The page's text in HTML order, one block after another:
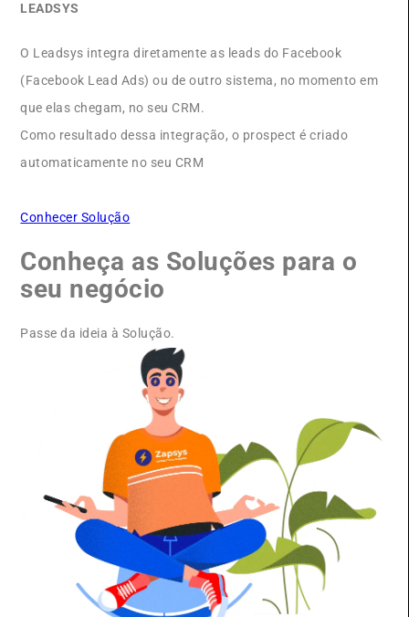
LEADSYS
O Leadsys integra diretamente as leads do Facebook
(Facebook Lead Ads) ou de outro sistema, no momento em
que elas chegam, no seu CRM.
Como resultado dessa integração, o prospect é criado
automaticamente no seu CRM
Conhecer Solução
Conheça as Soluções para o
seu negócio
Passe da ideia à Solução.